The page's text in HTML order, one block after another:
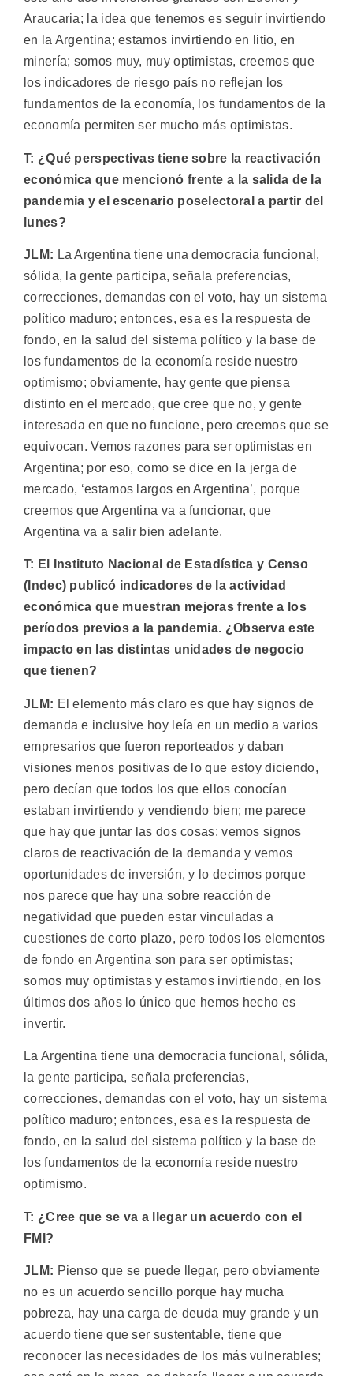
Araucaria; la idea que tenemos es seguir invirtiendo
en la Argentina; estamos invirtiendo en litio, en
minería; somos muy, muy optimistas, creemos que
los indicadores de riesgo país no reflejan los
fundamentos de la economía, los fundamentos de la
economía permiten ser mucho más optimistas.
T: ¿Qué perspectivas tiene sobre la reactivación
económica que mencionó frente a la salida de la
pandemia y el escenario poselectoral a partir del
lunes?
JLM: La Argentina tiene una democracia funcional,
sólida, la gente participa, señala preferencias,
correcciones, demandas con el voto, hay un sistema
político maduro; entonces, esa es la respuesta de
fondo, en la salud del sistema político y la base de
los fundamentos de la economía reside nuestro
optimismo; obviamente, hay gente que piensa
distinto en el mercado, que cree que no, y gente
interesada en que no funcione, pero creemos que se
equivocan. Vemos razones para ser optimistas en
Argentina; por eso, como se dice en la jerga de
mercado, ‘estamos largos en Argentina’, porque
creemos que Argentina va a funcionar, que
Argentina va a salir bien adelante.
T: El Instituto Nacional de Estadística y Censo
(Indec) publicó indicadores de la actividad
económica que muestran mejoras frente a los
períodos previos a la pandemia. ¿Observa este
impacto en las distintas unidades de negocio
que tienen?
JLM: El elemento más claro es que hay signos de
demanda e inclusive hoy leía en un medio a varios
empresarios que fueron reporteados y daban
visiones menos positivas de lo que estoy diciendo,
pero decían que todos los que ellos conocían
estaban invirtiendo y vendiendo bien; me parece
que hay que juntar las dos cosas: vemos signos
claros de reactivación de la demanda y vemos
oportunidades de inversión, y lo decimos porque
nos parece que hay una sobre reacción de
negatividad que pueden estar vinculadas a
cuestiones de corto plazo, pero todos los elementos
de fondo en Argentina son para ser optimistas;
somos muy optimistas y estamos invirtiendo, en los
últimos dos años lo único que hemos hecho es
invertir.
La Argentina tiene una democracia funcional, sólida,
la gente participa, señala preferencias,
correcciones, demandas con el voto, hay un sistema
político maduro; entonces, esa es la respuesta de
fondo, en la salud del sistema político y la base de
los fundamentos de la economía reside nuestro
optimismo.
T: ¿Cree que se va a llegar un acuerdo con el
FMI?
JLM: Pienso que se puede llegar, pero obviamente
no es un acuerdo sencillo porque hay mucha
pobreza, hay una carga de deuda muy grande y un
acuerdo tiene que ser sustentable, tiene que
reconocer las necesidades de los más vulnerables;